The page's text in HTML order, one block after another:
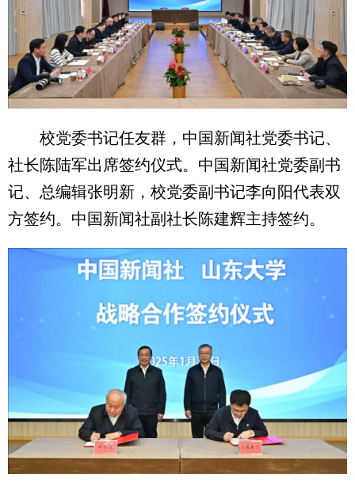
校党委书记任友群，中国新闻社党委书记、
社长陈陆军出席签约仪式。中国新闻社党委副书
记、总编辑张明新，校党委副书记李向阳代表双
方签约。中国新闻社副社长陈建辉主持签约。